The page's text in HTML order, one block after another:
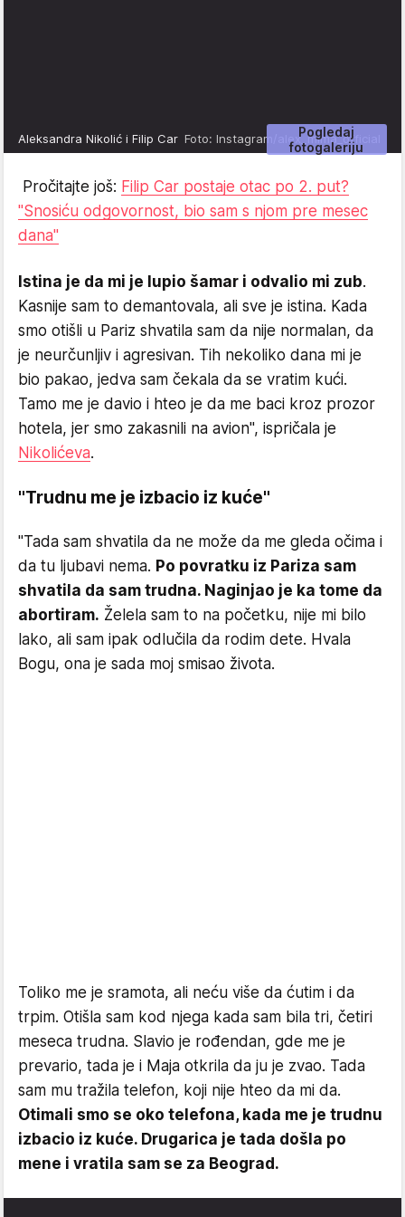
Pogledaj
fotogaleriju
Aleksandra Nikolić i Filip Car Foto: Instagram/alex_mima_official
Pročitajte još: Filip Car postaje otac po 2. put?
"Snosiću odgovornost, bio sam s njom pre mesec
dana"
Istina je da mi je lupio šamar i odvalio mi zub.
Kasnije sam to demantovala, ali sve je istina. Kada
smo otišli u Pariz shvatila sam da nije normalan, da
je neurčunljiv i agresivan. Tih nekoliko dana mi je
bio pakao, jedva sam čekala da se vratim kući.
Tamo me je davio i hteo je da me baci kroz prozor
hotela, jer smo zakasnili na avion", ispričala je
Nikolićeva.
"Trudnu me je izbacio iz kuće"
"Tada sam shvatila da ne može da me gleda očima i
da tu ljubavi nema. Po povratku iz Pariza sam
shvatila da sam trudna. Naginjao je ka tome da
abortiram. Želela sam to na početku, nije mi bilo
lako, ali sam ipak odlučila da rodim dete. Hvala
Bogu, ona je sada moj smisao života.
Toliko me je sramota, ali neću više da ćutim i da
trpim. Otišla sam kod njega kada sam bila tri, četiri
meseca trudna. Slavio je rođendan, gde me je
prevario, tada je i Maja otkrila da ju je zvao. Tada
sam mu tražila telefon, koji nije hteo da mi da.
Otimali smo se oko telefona, kada me je trudnu
izbacio iz kuće. Drugarica je tada došla po
mene i vratila sam se za Beograd.